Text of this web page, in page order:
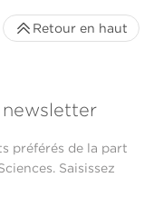
préférés de la part
Saisissez
Retour en haut